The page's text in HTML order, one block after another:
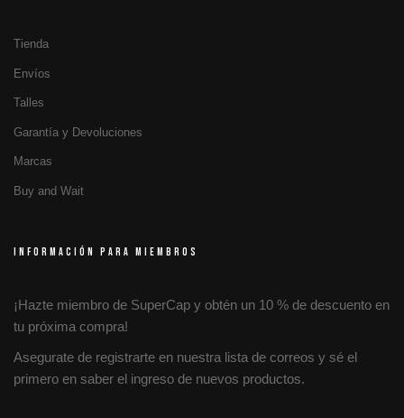
Tienda
Envíos
Talles
Garantía y Devoluciones
Marcas
Buy and Wait
INFORMACIÓN PARA MIEMBROS
¡Hazte miembro de SuperCap y obtén un 10 % de descuento en
tu próxima compra!
Asegurate de registrarte en nuestra lista de correos y sé el
primero en saber el ingreso de nuevos productos.